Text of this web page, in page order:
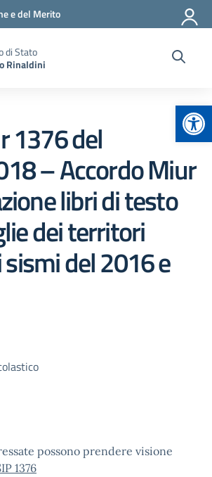
e del Merito
di Stato
Rinaldini
1376 del
– Accordo Miur
libri di testo
dei territori
del 2016 e
possono prendere visione
1376